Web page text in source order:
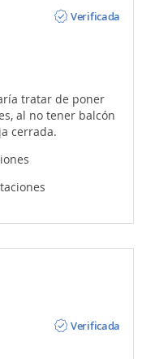
Verificada
tratar de poner
al no tener balcón
cerrada.
Verificada